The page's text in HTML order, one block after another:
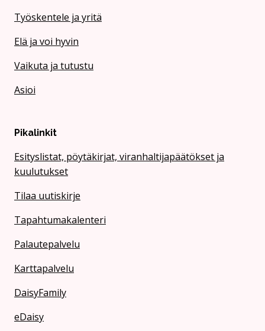
Työskentele ja yritä
Elä ja voi hyvin
Vaikuta ja tutustu
Asioi
Pikalinkit
Esityslistat, pöytäkirjat, viranhaltijapäätökset ja
kuulutukset
Tilaa uutiskirje
Tapahtumakalenteri
Palautepalvelu
Karttapalvelu
DaisyFamily
eDaisy